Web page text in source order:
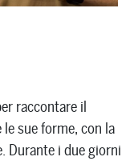
raccontare il
sue forme, con la
Durante i due giorni